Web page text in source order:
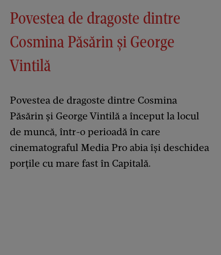
Povestea de dragoste dintre
Cosmina Păsărin și George
Vintilă
Povestea de dragoste dintre Cosmina
Păsărin și George Vintilă a început la locul
de muncă, într-o perioadă în care
cinematograful Media Pro abia își deschidea
porțile cu mare fast în Capitală.